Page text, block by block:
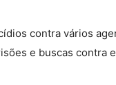
contra vários
e buscas contra